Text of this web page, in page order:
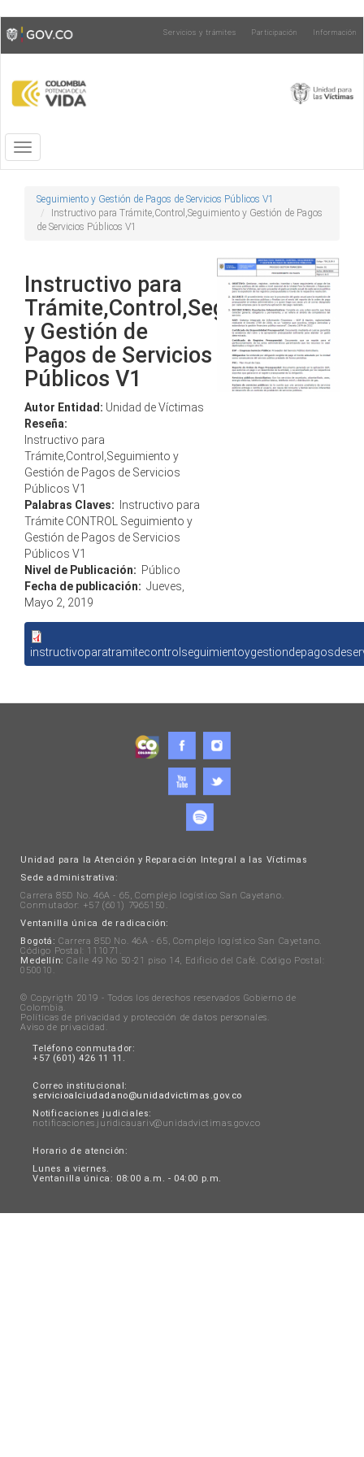
Pasar
al
contenido
Toggle
high
contrast
Servicios y trámites Participación Información
Toggle
navigation
Seguimiento y Gestión de Pagos de Servicios Públicos V1
Instructivo para Trámite,Control,Seguimiento y Gestión de Pagos
de Servicios Públicos V1
Instructivo para
Trámite,Control,Seguimiento
y Gestión de
Pagos de Servicios
Públicos V1
Autor Entidad: Unidad de Víctimas
Reseña:
Instructivo para
Trámite,Control,Seguimiento y
Gestión de Pagos de Servicios
Públicos V1
Palabras Claves:
Instructivo para
Trámite CONTROL Seguimiento y
Gestión de Pagos de Servicios
Públicos V1
Nivel de Publicación: Público
Fecha de publicación: Jueves,
Mayo 2, 2019
Unidad para la Atención y Reparación Integral a las Víctimas
Sede administrativa:
Carrera 85D No. 46A - 65, Complejo logístico San Cayetano.
Conmutador: +57 (601) 7965150.
Ventanilla única de radicación:
Bogotá: Carrera 85D No. 46A - 65, Complejo logístico San Cayetano.
Código Postal: 111071.
Medellín: Calle 49 No 50-21 piso 14, Edificio del Café. Código Postal:
050010.
© Copyrigth 2019 - Todos los derechos reservados Gobierno de
Colombia.
Políticas de privacidad y protección de datos personales.
Aviso de privacidad .
Teléfono conmutador:
+57 (601) 426 11 11.
Correo institucional:
servicioalciudadano@unidadvictimas.gov.co
Notificaciones judiciales:
notificaciones.juridicauariv@unidadvictimas.gov.co
Horario de atención:
Lunes a viernes.
Ventanilla única: 08:00 a.m. - 04:00 p.m.